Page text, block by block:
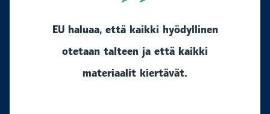
EU haluaa, että kaikki hyödyllinen
otetaan talteen ja että kaikki
materiaalit kiertävät.